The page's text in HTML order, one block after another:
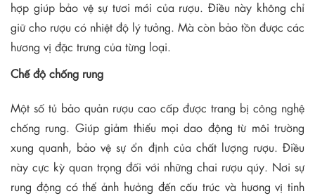
hợp giúp bảo vệ sự tươi mới của rượu. Điều này không chỉ
giữ cho rượu có nhiệt độ lý tưởng. Mà còn bảo tồn được các
hương vị đặc trưng của từng loại.
Chế độ chống rung
Một số tủ bảo quản rượu cao cấp được trang bị công nghệ
chống rung. Giúp giảm thiểu mọi dao động từ môi trường
xung quanh, bảo vệ sự ổn định của chất lượng rượu. Điều
này cực kỳ quan trọng đối với những chai rượu qúy. Nơi sự
rung động có thể ảnh hưởng đến cấu trúc và hương vị tinh